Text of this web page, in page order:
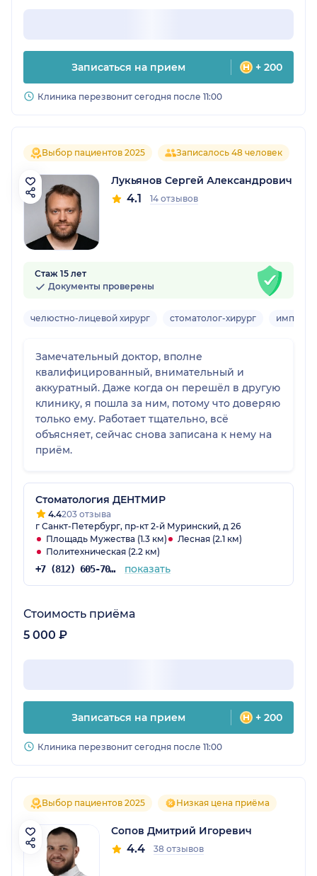
Записаться на прием + 200
Клиника перезвонит сегодня после 11:00
Выбор пациентов 2025 Записалось 48 человек
Лукьянов Сергей Александрович
4.1 14 отзывов
Стаж 15 лет
Документы проверены
челюстно-лицевой хирург стоматолог-хирург
Замечательный доктор, вполне
квалифицированный, внимательный и
аккуратный. Даже когда он перешёл в другую
клинику, я пошла за ним, потому что доверяю
только ему. Работает тщательно, всё
объясняет, сейчас снова записана к нему на
приём.
Стоматология ДЕНТМИР
4.4203 отзыва
г Санкт-Петербург, пр-кт 2-й Муринский, д 26
Площадь Мужества (1.3 км)
Лесная (2.1 км)
Политехническая (2.2 км)
+7 (812) 605-70-46 показать
Стоимость приёма
5 000 ₽
Записаться на прием + 200
Клиника перезвонит сегодня после 11:00
Выбор пациентов 2025 Низкая цена приёма
Сопов Дмитрий Игоревич
4.4 38 отзывов